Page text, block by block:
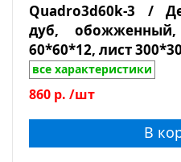
Emperador Dark
Dolomiti Bianco
Глянцевая
Зеркальная
Лощеная
Матовая
Полированная
Quadro3d60k-3 /
дуб,
60*60*12, лист
все характеристики
860 р. /шт
В